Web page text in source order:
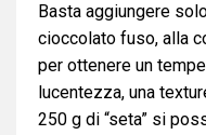
Basta aggiungere
cioccolato fuso, alla
per ottenere un
lucentezza, una
250 g di “seta” si